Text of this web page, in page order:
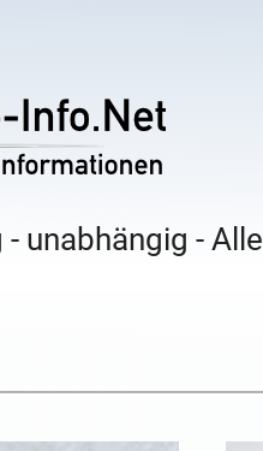
unabhängig -